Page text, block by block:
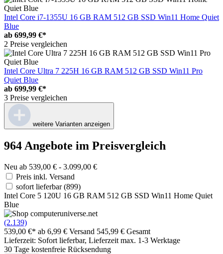
Intel Core i7-1355U 16 GB RAM 512 GB SSD Win11 Home Quiet
Blue
ab 699,99 €*
2 Preise vergleichen
Intel Core Ultra 7 225H 16 GB RAM 512 GB SSD Win11 Pro
Quiet Blue
ab 699,99 €*
3 Preise vergleichen
weitere Varianten anzeigen
964 Angebote im Preisvergleich
Neu ab 539,00 € - 3.099,00 €
Preis inkl. Versand
sofort lieferbar(899)
Intel Core 5 120U 16 GB RAM 512 GB SSD Win11 Home Quiet
Blue
(2.139)
539,00 €* ab 6,99 € Versand 545,99 € Gesamt
Lieferzeit: Sofort lieferbar, Lieferzeit max. 1-3 Werktage
30 Tage kostenfreie Rücksendung